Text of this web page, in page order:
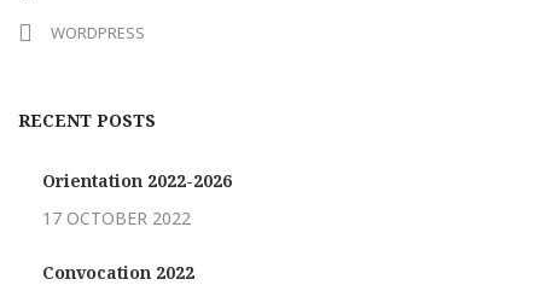
WORDPRESS
RECENT POSTS
Orientation 2022-2026
17 OCTOBER 2022
Convocation 2022